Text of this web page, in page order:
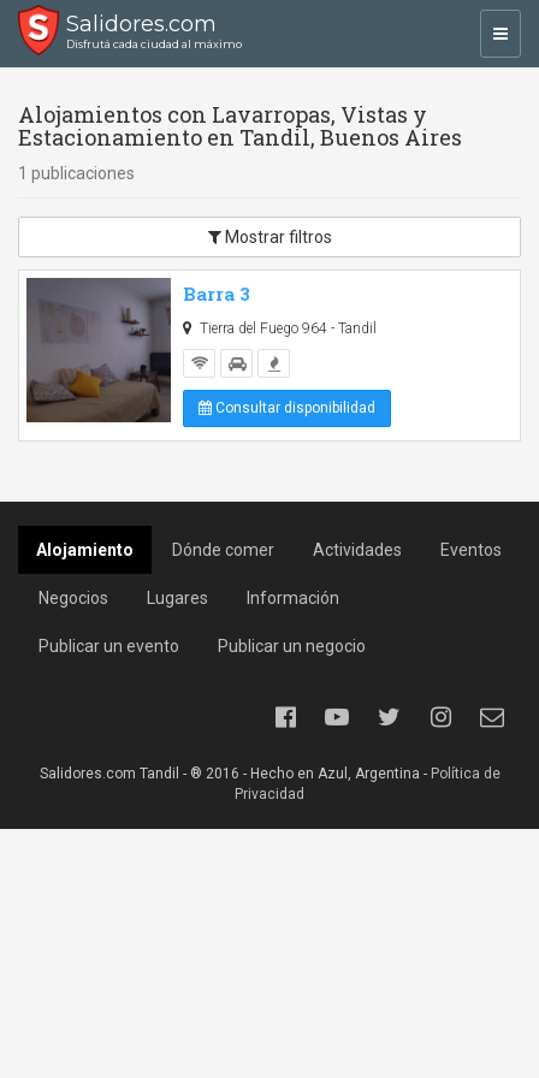
Salidores.com
Disfrutá cada ciudad al máximo
Alojamientos con Lavarropas, Vistas y
Estacionamiento en Tandil, Buenos Aires
1 publicaciones
Mostrar filtros
Barra 3
Tierra del Fuego 964 - Tandil
Consultar disponibilidad
Alojamiento Dónde comer Actividades Eventos
Negocios Lugares Información
Publicar un evento Publicar un negocio
Salidores.com Tandil - ® 2016 - Hecho en Azul, Argentina - Política de
Privacidad